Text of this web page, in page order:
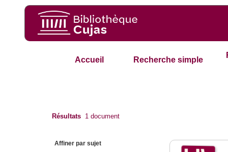
Accueil Recherche simple
Résultats 1 document
Affiner par sujet